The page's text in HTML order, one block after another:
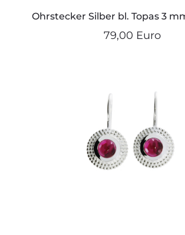
Ohrstecker Silber bl. Topas 3
79,00 Euro